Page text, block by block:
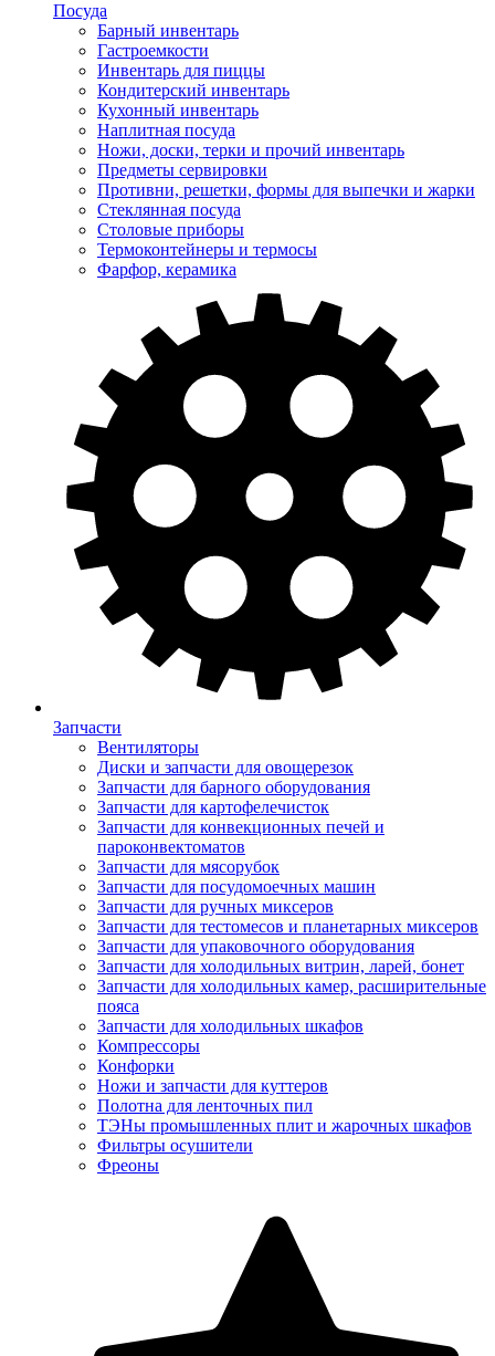
Посуда
Барный инвентарь
Гастроемкости
Инвентарь для пиццы
Кондитерский инвентарь
Кухонный инвентарь
Наплитная посуда
Ножи, доски, терки и прочий инвентарь
Предметы сервировки
Противни, решетки, формы для выпечки и жарки
Стеклянная посуда
Столовые приборы
Термоконтейнеры и термосы
Фарфор, керамика
Запчасти
Вентиляторы
Диски и запчасти для овощерезок
Запчасти для барного оборудования
Запчасти для картофелечисток
Запчасти для конвекционных печей и
пароконвектоматов
Запчасти для мясорубок
Запчасти для посудомоечных машин
Запчасти для ручных миксеров
Запчасти для тестомесов и планетарных миксеров
Запчасти для упаковочного оборудования
Запчасти для холодильных витрин, ларей, бонет
Запчасти для холодильных камер, расширительные
пояса
Запчасти для холодильных шкафов
Компрессоры
Конфорки
Ножи и запчасти для куттеров
Полотна для ленточных пил
ТЭНы промышленных плит и жарочных шкафов
Фильтры осушители
Фреоны